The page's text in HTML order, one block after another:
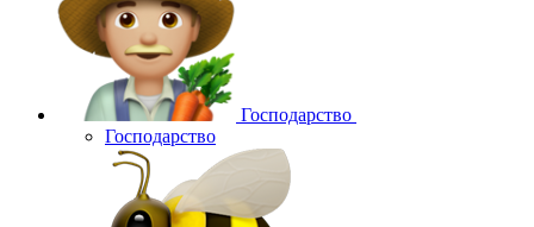
Господарство
Господарство